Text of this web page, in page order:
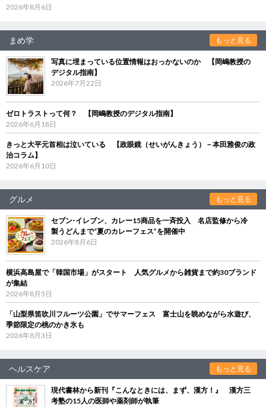
2026年8月6日
まめ学 もっと見る
写真に埋まっている位置情報はおっかないのか 【岡嶋教授の
デジタル指南】
2026年7月22日
ゼロトラストって何？ 【岡嶋教授のデジタル指南】
2026年6月18日
きっと大平元首相は泣いている 【政眼鏡（せいがんきょう）－本田雅俊の政
治コラム】
2026年6月10日
グルメ もっと見る
セブン‐イレブン、カレー15商品を一斉投入 名店監修から冷
製うどんまで“夏のカレーフェス”を開催中
2026年8月6日
横浜高島屋で「韓国市場」がスタート 人気グルメから雑貨まで約30ブランド
が集結
2026年8月5日
「山梨県笛吹川フルーツ公園」でサマーフェス 富士山を眺めながら水遊び、
季節限定の桃のかき氷も
2026年8月3日
ヘルスケア もっと見る
現代書林から新刊『こんなときには、まず、漢方！』 漢方三
考塾の15人の医師や薬剤師が執筆